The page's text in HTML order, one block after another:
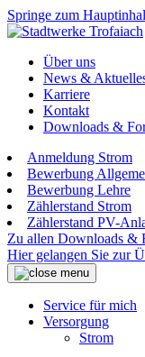
Springe zum
Über uns
News &
Karriere
Kontakt
Downloads &
Anmeldung Strom
Bewerbung
Bewerbung Lehre
Zählerstand Strom
Zählerstand PV-
Zu allen Downloads &
Hier gelangen Sie zur
Service für mich
Versorgung
Strom